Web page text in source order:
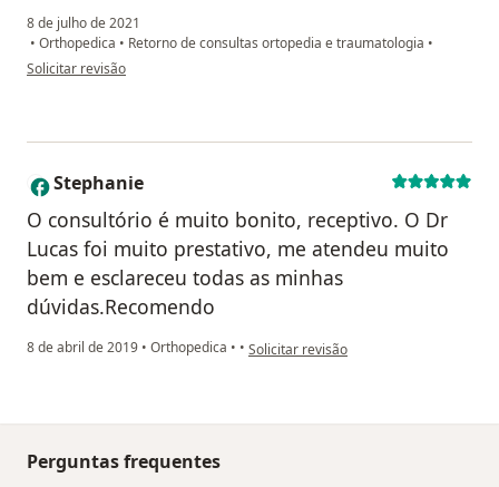
8 de julho de 2021
• Orthopedica • Retorno de consultas ortopedia e traumatologia •
na opinião do utilizador Jeane Figueiredo costa
Solicitar revisão
S Stephanie
O consultório é muito bonito, receptivo. O Dr
Lucas foi muito prestativo, me atendeu muito
bem e esclareceu todas as minhas
dúvidas.Recomendo
8 de abril de 2019 • Orthopedica • • na opinião do utilizador Stephanie
Solicitar revisão
Perguntas frequentes